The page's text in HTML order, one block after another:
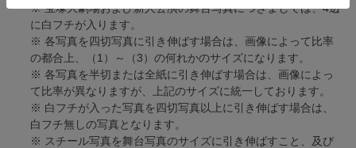
※ 宝塚大劇場および新人公演の舞台写真につきましては、4辺
に白フチが入ります。
※ 各写真を四切写真に引き伸ばす場合は、画像によって比率
の都合上、（1）～（3）の何れかのサイズになります。
※ 各写真を半切または全紙に引き伸ばす場合は、画像によっ
て比率が異なりますが、上記のサイズに統一しております。
※ 白フチが入った写真を四切写真以上に引き伸ばす場合は、
白フチ無しの写真となります。
※ スチール写真を舞台写真のサイズに引き伸ばすこと、及び